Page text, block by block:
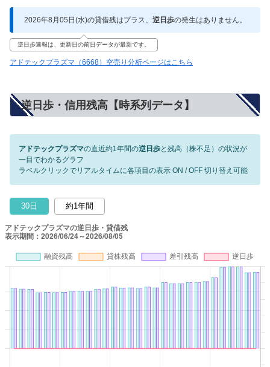
2026年8月05日(水)の貸借残はプラス、 逆日歩の発生はありません。
逆日歩速報は、更新日の前日データが最新です。
アドテックプラズマ（6668）空売り分析ページはこちら
逆日歩・信用残高【時系列データ】
アドテックプラズマの直近約1年間の逆日歩と残高（株不足）の状況が
一目でわかるグラフ
ラベルクリックでリアルタイムに各項目の表示 ON / OFF 切り替え可能
30日 約1年間